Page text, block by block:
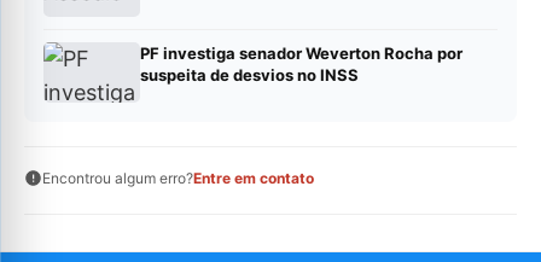
PF investiga senador Weverton Rocha por
suspeita de desvios no INSS
Encontrou algum erro?Entre em contato